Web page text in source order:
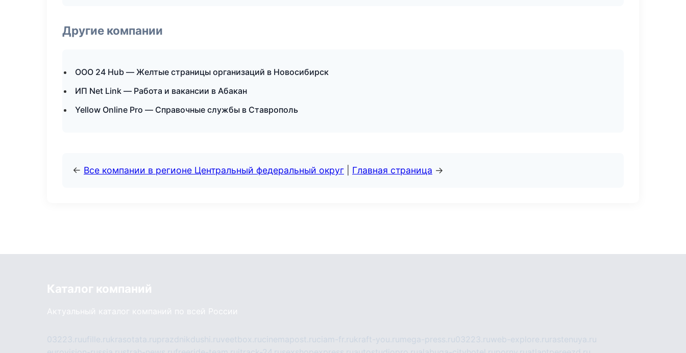
Другие компании
ООО 24 Hub — Желтые страницы организаций в Новосибирск
ИП Net Link — Работа и вакансии в Абакан
Yellow Online Pro — Справочные службы в Ставрополь
← Все компании в регионе Центральный федеральный округ Главная страница →
Каталог компаний
Актуальный каталог компаний по всей России
03223.ruufille.rukrasotata.ruprazdnikdushi.ruveetbox.rucinemapost.ruciam-fr.rukraft-you.ru mega-press.ru03223.ruweb-explore.ru rastenuya.ru